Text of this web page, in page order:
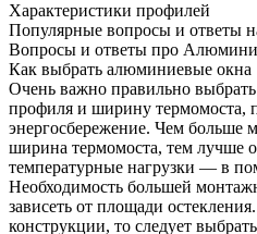
Характеристики профилей
Популярные вопросы и ответы
Вопросы и ответы про
Как выбрать алюминиевые окна
Очень важно правильно
профиля и ширину термомоста,
энергосбережение. Чем больше
ширина термомоста, тем лучше
температурные нагрузки — в
Необходимость большей
зависеть от площади
конструкции, то следует